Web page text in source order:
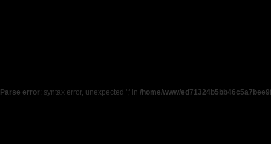
Parse error: syntax error, unexpected ';' in /home/www/